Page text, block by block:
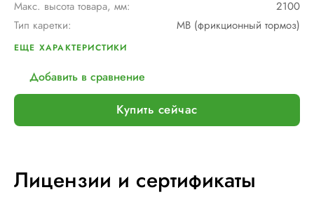
Макс. высота товара, мм:
2100
Тип каретки:
MB (фрикционный тормоз)
Скорость обмотки:
Мин. размер паллет, мм:
Тип питания:
220 В
Макс. вес рулона с пленкой, кг:
16
Макс. грузоподъемность, кг:
ЕЩЕ ХАРАКТЕРИСТИКИ
Добавить в сравнение
Купить сейчас
Лицензии и сертификаты